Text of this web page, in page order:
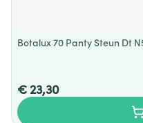
Botalux 70 Panty Steun Dt
€ 23,30